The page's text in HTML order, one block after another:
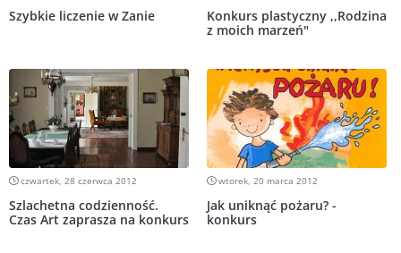
Szybkie liczenie w Zanie
Konkurs plastyczny ,,Rodzina
z moich marzeń"
czwartek, 28 czerwca 2012
Szlachetna codzienność.
Czas Art zaprasza na konkurs
wtorek, 20 marca 2012
Jak uniknąć pożaru? -
konkurs